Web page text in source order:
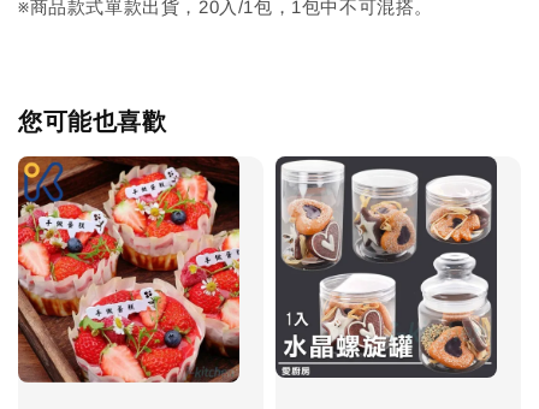
※商品款式單款出貨，20入/1包，1包中不可混搭。
您可能也喜歡